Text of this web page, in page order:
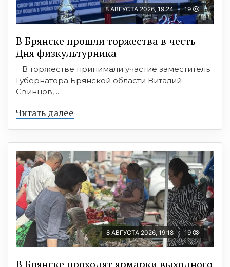
8 АВГУСТА 2026, 19:24 19
В Брянске прошли торжества в честь
Дня физкультурника
В торжестве принимали участие заместитель
Губернатора Брянской области Виталий
Свинцов, ...
Читать далее
8 АВГУСТА 2026, 19:18 19